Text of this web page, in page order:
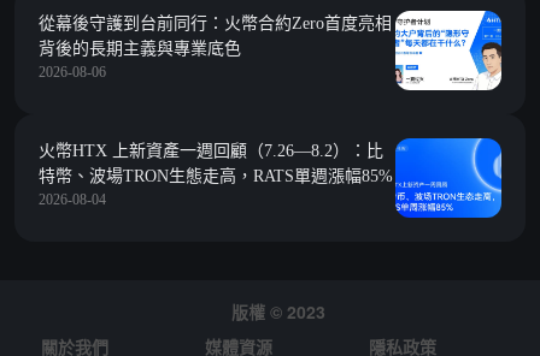
從幕後守護到台前同行：火幣合約Zero首度亮相
背後的長期主義與專業底色
2026-08-06
火幣HTX 上新資產一週回顧（7.26—8.2）：比
特幣、波場TRON生態走高，RATS單週漲幅85%
2026-08-04
版權 © 2023
關於我們
媒體資源 隱私政策